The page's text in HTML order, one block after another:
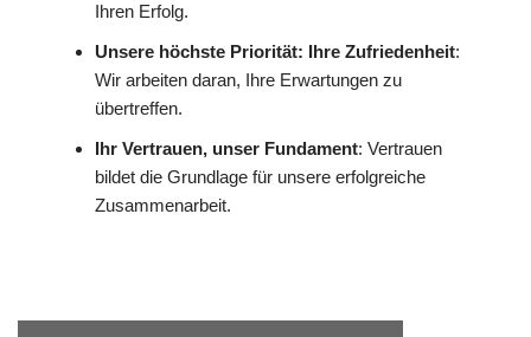
Ihren Erfolg.
Unsere höchste Priorität: Ihre Zufriedenheit:
Wir arbeiten daran, Ihre Erwartungen zu
übertreffen.
Ihr Vertrauen, unser Fundament: Vertrauen
bildet die Grundlage für unsere erfolgreiche
Zusammenarbeit.